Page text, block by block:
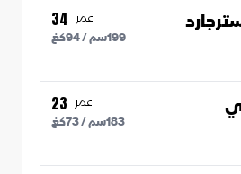
عمر 34
199سم /94كغ
عمر 23
183سم /73كغ